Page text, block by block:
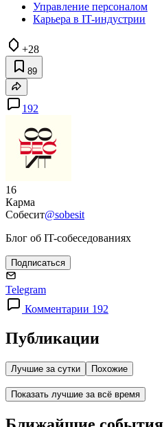
Управление персоналом
Карьера в IT-индустрии
+28
89
192
16
Карма
Собесит@sobesit
Блог об IT-собеседованиях
Подписаться
Telegram
Комментарии 192
Публикации
Лучшие за сутки Похожие
Показать лучшие за всё время